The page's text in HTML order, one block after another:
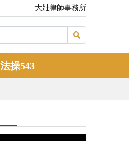
大壯律師事務所
法操543